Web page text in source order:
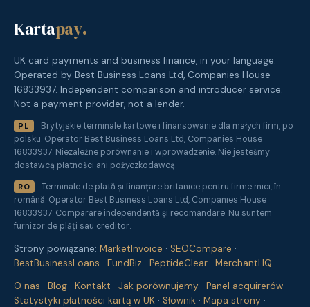
Kartapay.
UK card payments and business finance, in your language.
Operated by Best Business Loans Ltd, Companies House
16833937. Independent comparison and introducer service.
Not a payment provider, not a lender.
PL
Brytyjskie terminale kartowe i finansowanie dla małych firm, po
polsku. Operator Best Business Loans Ltd, Companies House
16833937. Niezależne porównanie i wprowadzenie. Nie jesteśmy
dostawcą płatności ani pożyczkodawcą.
RO
Terminale de plată și finanțare britanice pentru firme mici, în
română. Operator Best Business Loans Ltd, Companies House
16833937. Comparare independentă și recomandare. Nu suntem
furnizor de plăți sau creditor.
Strony powiązane: MarketInvoice · SEOCompare ·
BestBusinessLoans · FundBiz · PeptideClear · MerchantHQ
O nas · Blog · Kontakt · Jak porównujemy · Panel acquirerów ·
Statystyki płatności kartą w UK · Słownik · Mapa strony ·